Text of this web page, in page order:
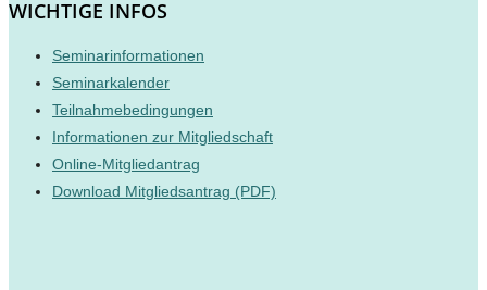
WICHTIGE INFOS
Seminarinformationen
Seminarkalender
Teilnahmebedingungen
Informationen zur Mitgliedschaft
Online-Mitgliedantrag
Download Mitgliedsantrag (PDF)